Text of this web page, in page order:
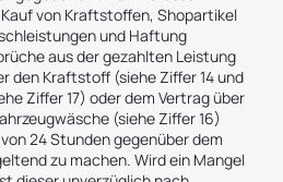
von Kraftstoffen, Shopartikel
und Haftung
aus der gezahlten Leistung
den Kraftstoff (siehe Ziffer 14 und
Ziffer 17) oder dem Vertrag über
(siehe Ziffer 16)
24 Stunden gegenüber dem
zu machen. Wird ein Mangel